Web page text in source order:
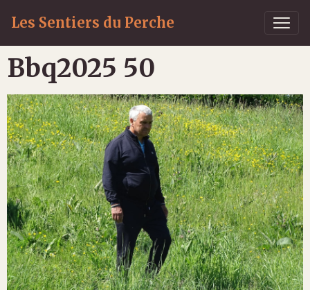
Les Sentiers du Perche
Bbq2025 50